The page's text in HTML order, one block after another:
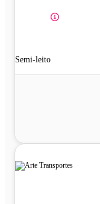
Semi-leito